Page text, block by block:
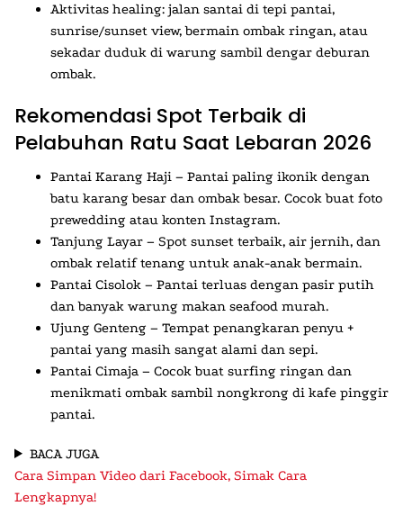
Aktivitas healing: jalan santai di tepi pantai,
sunrise/sunset view, bermain ombak ringan, atau
sekadar duduk di warung sambil dengar deburan
ombak.
Rekomendasi Spot Terbaik di
Pelabuhan Ratu Saat Lebaran 2026
Pantai Karang Haji – Pantai paling ikonik dengan
batu karang besar dan ombak besar. Cocok buat foto
prewedding atau konten Instagram.
Tanjung Layar – Spot sunset terbaik, air jernih, dan
ombak relatif tenang untuk anak-anak bermain.
Pantai Cisolok – Pantai terluas dengan pasir putih
dan banyak warung makan seafood murah.
Ujung Genteng – Tempat penangkaran penyu +
pantai yang masih sangat alami dan sepi.
Pantai Cimaja – Cocok buat surfing ringan dan
menikmati ombak sambil nongkrong di kafe pinggir
pantai.
BACA JUGA
Cara Simpan Video dari Facebook, Simak Cara
Lengkapnya!